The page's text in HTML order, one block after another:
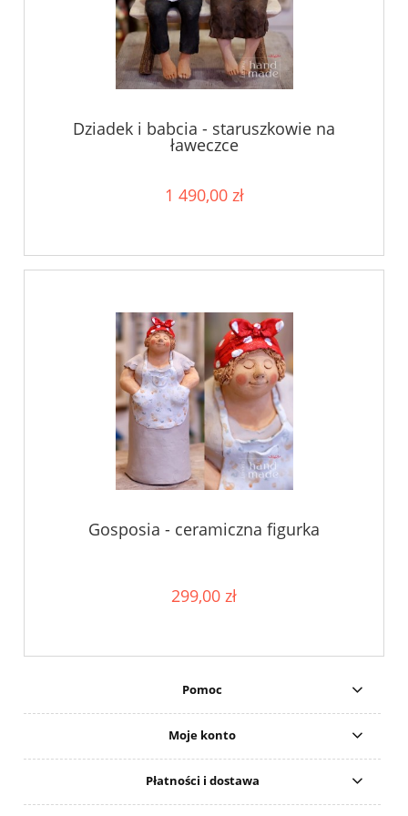
Dziadek i babcia - staruszkowie na
ławeczce
1 490,00 zł
Gosposia - ceramiczna figurka
299,00 zł
Pomoc
Moje konto
Płatności i dostawa